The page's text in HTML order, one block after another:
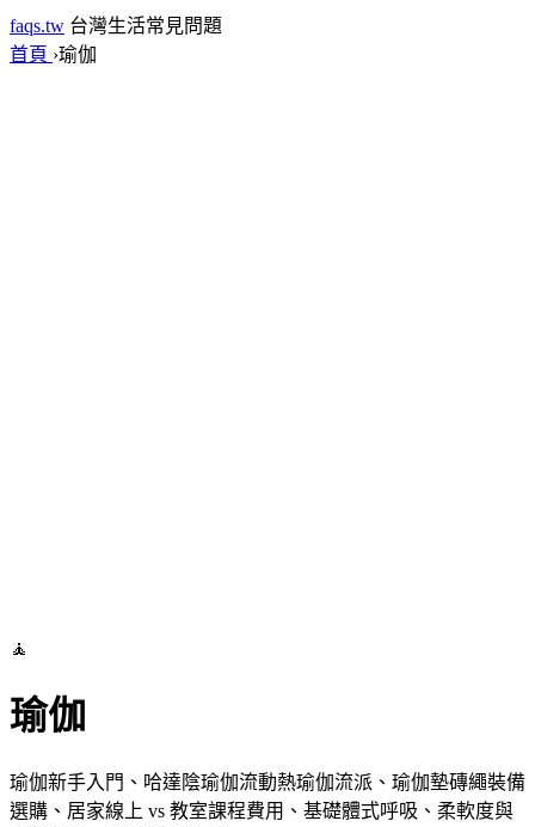
faqs.tw 台灣生活常見問題
首頁 ›瑜伽
🧘
瑜伽
瑜伽新手入門、哈達陰瑜伽流動熱瑜伽流派、瑜伽墊磚繩裝備
選購、居家線上 vs 教室課程費用、基礎體式呼吸、柔軟度與